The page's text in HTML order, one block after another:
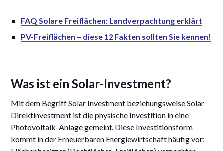
FAQ Solare Freiflächen: Landverpachtung erklärt
PV-Freiflächen – diese 12 Fakten sollten Sie kennen!
Was ist ein Solar-Investment?
Mit dem Begriff Solar Investment beziehungsweise Solar
Direktinvestment ist die physische Investition in eine
Photovoltaik-Anlage gemeint. Diese Investitionsform
kommt in der Erneuerbaren Energiewirtschaft häufig vor: